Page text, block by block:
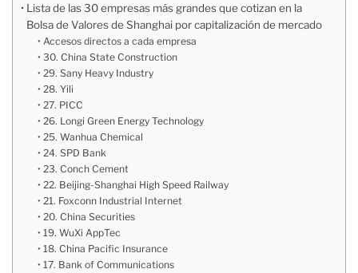
Lista de las 30 empresas más grandes que cotizan en la
Bolsa de Valores de Shanghai por capitalización de mercado
Accesos directos a cada empresa
30. China State Construction
29. Sany Heavy Industry
28. Yili
27. PICC
26. Longi Green Energy Technology
25. Wanhua Chemical
24. SPD Bank
23. Conch Cement
22. Beijing-Shanghai High Speed Railway
21. Foxconn Industrial Internet
20. China Securities
19. WuXi AppTec
18. China Pacific Insurance
17. Bank of Communications